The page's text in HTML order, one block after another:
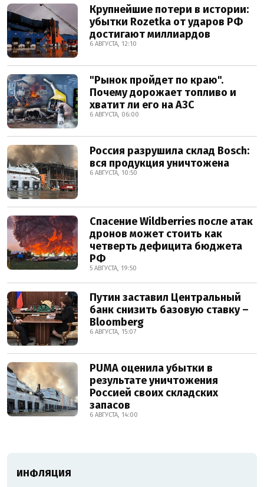
Крупнейшие потери в истории:
убытки Rozetka от ударов РФ
достигают миллиардов
6 АВГУСТА, 12:10
"Рынок пройдет по краю".
Почему дорожает топливо и
хватит ли его на АЗС
6 АВГУСТА, 06:00
Россия разрушила склад Bosch:
вся продукция уничтожена
6 АВГУСТА, 10:50
Спасение Wildberries после атак
дронов может стоить как
четверть дефицита бюджета
РФ
5 АВГУСТА, 19:50
Путин заставил Центральный
банк снизить базовую ставку –
Bloomberg
6 АВГУСТА, 15:07
PUMA оценила убытки в
результате уничтожения
Россией своих складских
запасов
6 АВГУСТА, 14:00
ИНФЛЯЦИЯ